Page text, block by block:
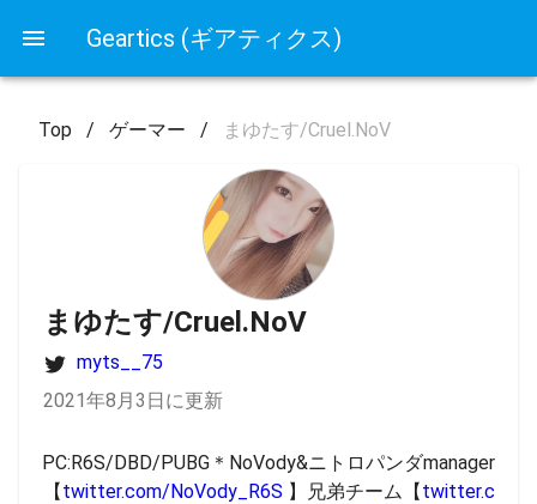
Geartics (ギアティクス)
Top / ゲーマー / まゆたす/Cruel.NoV
まゆたす/Cruel.NoV
myts__75
2021年8月3日に更新
PC:R6S/DBD/PUBG＊NoVody&ニトロパンダmanager
【twitter.com/NoVody_R6S 】兄弟チーム【twitter.c